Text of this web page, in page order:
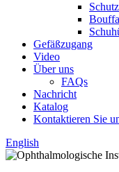
Gefäßzugang
Video
Über uns
FAQs
Nachricht
Katalog
Kontaktieren Sie
English